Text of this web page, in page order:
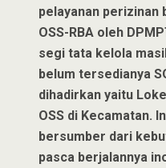
pelayanan perizinan
OSS-RBA oleh
segi tata kelola
belum tersedianya
dihadirkan yaitu
OSS di Kecamatan.
bersumber dari
pasca berjalannya